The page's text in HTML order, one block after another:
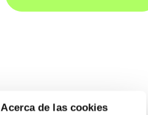
Acerca de las cookies